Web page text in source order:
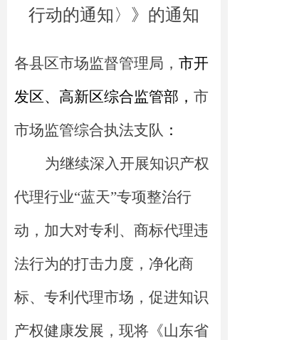
行动的通知〉》的通知
各县区市场监督管理局， 市开
发区、高新区综合监管部， 市
市场监管综合执法支队 ：
为继续深入开展知识产权
代理行业“蓝天”专项整治行
动，加大对专利、商标代理违
法行为的打击力度，净化商
标、专利代理市场，促进知识
产权健康发展 ， 现将《山东省